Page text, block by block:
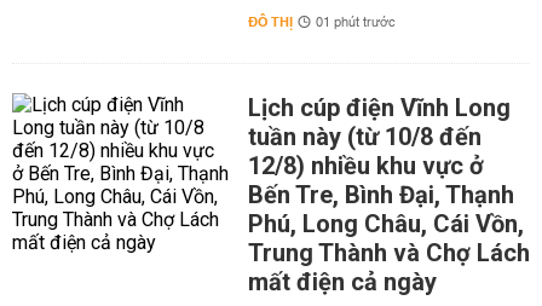
ĐÔ THỊ 01 phút trước
Lịch cúp điện Vĩnh Long
tuần này (từ 10/8 đến
12/8) nhiều khu vực ở
Bến Tre, Bình Đại, Thạnh
Phú, Long Châu, Cái Vồn,
Trung Thành và Chợ Lách
mất điện cả ngày